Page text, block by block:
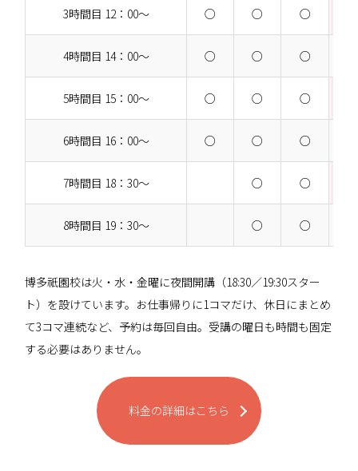
3時間目 12：00～ ○ ○ ○
4時間目 14：00～ ○ ○ ○
5時間目 15：00～ ○ ○ ○
6時間目 16：00～ ○ ○ ○
7時間目 18：30～ ○ ○
8時間目 19：30～ ○ ○
博多祇園校は火・水・金曜に夜間開講（18:30／19:30スター
ト）を設けています。お仕事帰りに1コマだけ、休日にまとめ
て3コマ連続など、予約は毎回自由。受講の曜日も時間も固定
する必要はありません。
料金の詳細はこちら